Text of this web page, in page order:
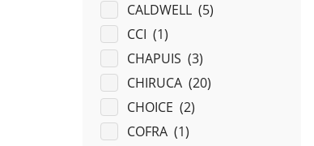
CALDWELL (5)
CCI (1)
CHAPUIS (3)
CHIRUCA (20)
CHOICE (2)
COFRA (1)